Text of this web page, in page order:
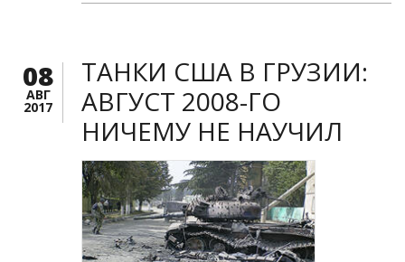
08
АВГ
2017
ТАНКИ США В ГРУЗИИ:
АВГУСТ 2008-ГО
НИЧЕМУ НЕ НАУЧИЛ